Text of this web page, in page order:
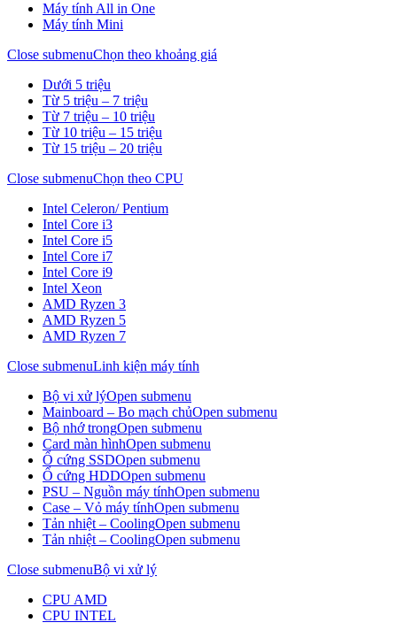
Máy tính All in One
Máy tính Mini
Close submenuChọn theo khoảng giá
Dưới 5 triệu
Từ 5 triệu – 7 triệu
Từ 7 triệu – 10 triệu
Từ 10 triệu – 15 triệu
Từ 15 triệu – 20 triệu
Close submenuChọn theo CPU
Intel Celeron/ Pentium
Intel Core i3
Intel Core i5
Intel Core i7
Intel Core i9
Intel Xeon
AMD Ryzen 3
AMD Ryzen 5
AMD Ryzen 7
Close submenuLinh kiện máy tính
Bộ vi xử lýOpen submenu
Mainboard – Bo mạch chủOpen submenu
Bộ nhớ trongOpen submenu
Card màn hìnhOpen submenu
Ổ cứng SSDOpen submenu
Ổ cứng HDDOpen submenu
PSU – Nguồn máy tínhOpen submenu
Case – Vỏ máy tínhOpen submenu
Tản nhiệt – CoolingOpen submenu
Tản nhiệt – CoolingOpen submenu
Close submenuBộ vi xử lý
CPU AMD
CPU INTEL